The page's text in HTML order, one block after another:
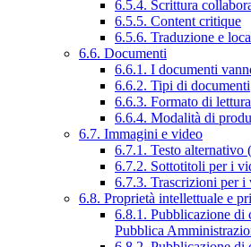
6.5.4. Scrittura
6.5.5. Content critique
6.5.6. Traduzione e
6.6. Documenti
6.6.1. I documenti
6.6.2. Tipi di documenti
6.6.3. Formato di
6.6.4. Modalità di
6.7. Immagini e video
6.7.1. Testo alternativo
6.7.2. Sottotitoli per i
6.7.3. Trascrizioni per i
6.8. Proprietà intellettuale e
6.8.1. Pubblicazione di
Pubblica